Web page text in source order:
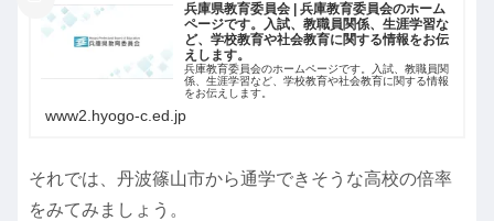
兵庫県教育委員会 | 兵庫教育委員会のホーム
ページです。入試、教職員関係、生涯学習な
ど、学校教育や社会教育に関する情報をお伝
えします。
兵庫教育委員会のホームページです。入試、教職員関
係、生涯学習など、学校教育や社会教育に関する情報
をお伝えします。
www2.hyogo-c.ed.jp
それでは、丹波篠山市から通学できそうな高校の倍率
をみてみましょう。